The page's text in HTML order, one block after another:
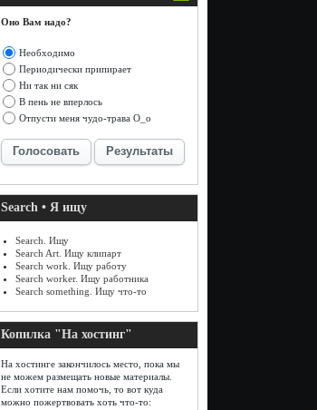
Оно Вам надо?
Необходимо
Периодически припирает
Ни так ни сяк
В пень не вперлось
Отпусти меня чудо-трава О_о
Голосовать Результаты
Search • Я ищу
Search. Ищу
Search Art. Ищу клипарт
Search work. Ищу работу
Search worker. Ищу работника
Search something. Ищу что-то
Копилка "На хостинг"
На хостинге закончилось место, пока мы
не можем размещать новые материалы.
Если хотите нам помочь, то вот куда
можно пожертвовать хоть что-то: